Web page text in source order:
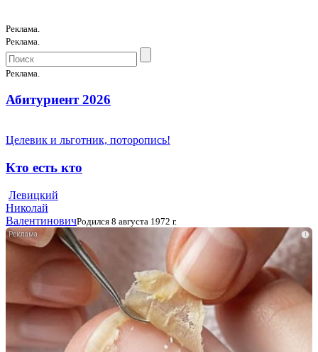
Реклама.
Реклама.
Реклама.
Абитуриент 2026
Целевик и льготник, поторопись!
Кто есть кто
Левицкий
Николай
ВалентиновичРодился 8 августа 1972 г.
i